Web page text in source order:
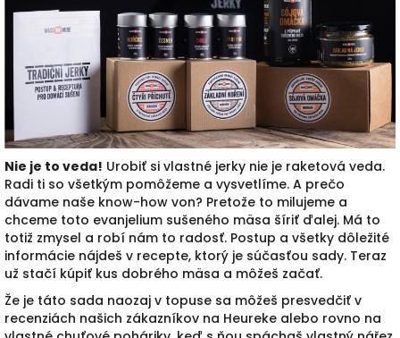
Nie je to veda! Urobiť si vlastné jerky nie je raketová veda.
Radi ti so všetkým pomôžeme a vysvetlíme. A prečo
dávame naše know-how von? Pretože to milujeme a
chceme toto evanjelium sušeného mäsa šíriť ďalej. Má to
totiž zmysel a robí nám to radosť. Postup a všetky dôležité
informácie nájdeš v recepte, ktorý je súčasťou sady. Teraz
už stačí kúpiť kus dobrého mäsa a môžeš začať.
Že je táto sada naozaj v topuse sa môžeš presvedčiť v
recenziách našich zákazníkov na Heureke alebo rovno na